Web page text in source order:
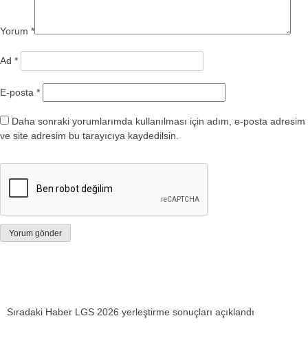
Yorum *
Ad *
E-posta *
Daha sonraki yorumlarımda kullanılması için adım, e-posta adresim
ve site adresim bu tarayıcıya kaydedilsin.
Sıradaki Haber LGS 2026 yerleştirme sonuçları açıklandı